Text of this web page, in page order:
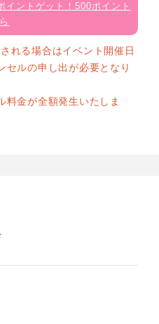
イントゲット！500ポイント
れる場合はイベント開催日
セルの申し出が必要となり
料金が全額発生いたしま